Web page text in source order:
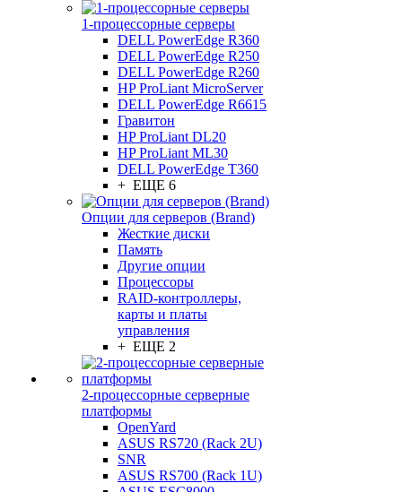
1-процессорные серверы
DELL PowerEdge R360
DELL PowerEdge R250
DELL PowerEdge R260
HP ProLiant MicroServer
DELL PowerEdge R6615
Гравитон
HP ProLiant DL20
HP ProLiant ML30
DELL PowerEdge T360
+ ЕЩЕ 6
Опции для серверов (Brand)
Жесткие диски
Память
Другие опции
Процессоры
RAID-контроллеры,
карты и платы
управления
+ ЕЩЕ 2
2-процессорные серверные
платформы
OpenYard
ASUS RS720 (Rack 2U)
SNR
ASUS RS700 (Rack 1U)